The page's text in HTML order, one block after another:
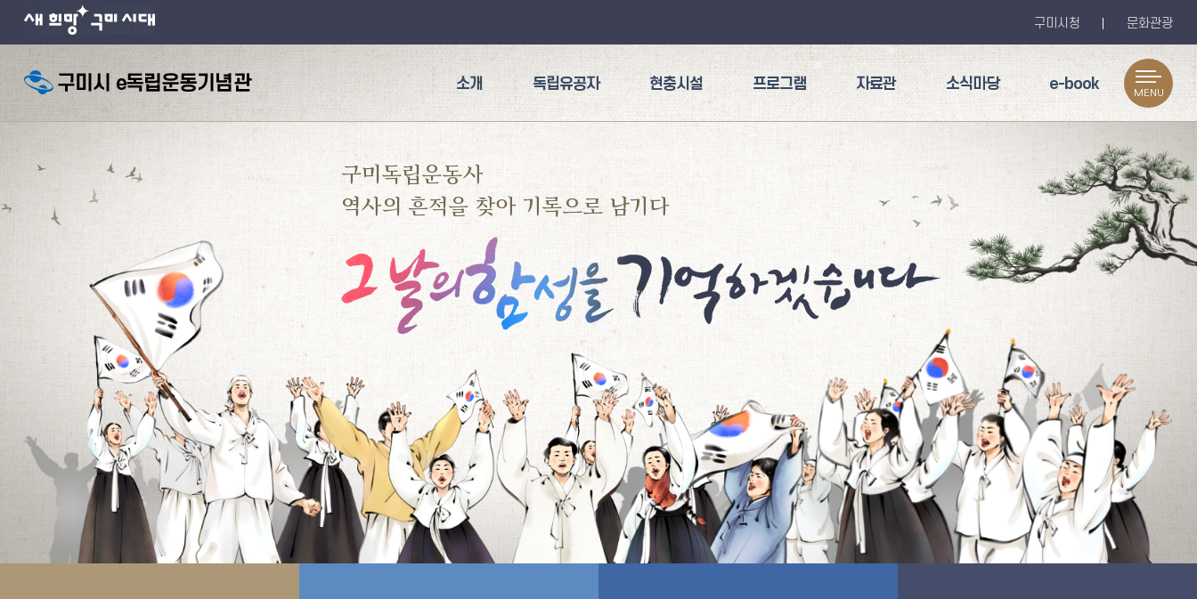
구미시청 문화관광
소개 독립유공자 현충시설 프로그램 자료관 소식마당 e-book
MENU
구미독립운동사
역사의 흔적을 찾아 기록으로 남기다